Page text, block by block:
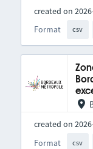
created on
Format
csv
created on
Format
csv